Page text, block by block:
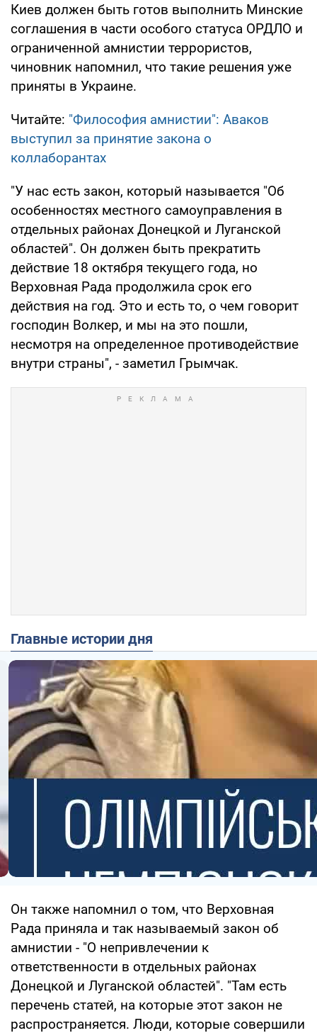
Киев должен быть готов выполнить Минские
соглашения в части особого статуса ОРДЛО и
ограниченной амнистии террористов,
чиновник напомнил, что такие решения уже
приняты в Украине.
Читайте: "Философия амнистии": Аваков
выступил за принятие закона о
коллаборантах
"У нас есть закон, который называется "Об
особенностях местного самоуправления в
отдельных районах Донецкой и Луганской
областей". Он должен быть прекратить
действие 18 октября текущего года, но
Верховная Рада продолжила срок его
действия на год. Это и есть то, о чем говорит
господин Волкер, и мы на это пошли,
несмотря на определенное противодействие
внутри страны", - заметил Грымчак.
Главные истории дня
Он также напомнил о том, что Верховная
Рада приняла и так называемый закон об
амнистии - "О непривлечении к
ответственности в отдельных районах
Донецкой и Луганской областей". "Там есть
перечень статей, на которые этот закон не
распространяется. Люди, которые совершили